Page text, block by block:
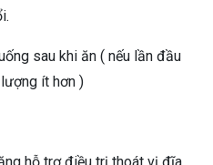
sau khi ăn ( nếu lần đầu
ít hơn )
hỗ trợ điều trị thoát vị đĩa